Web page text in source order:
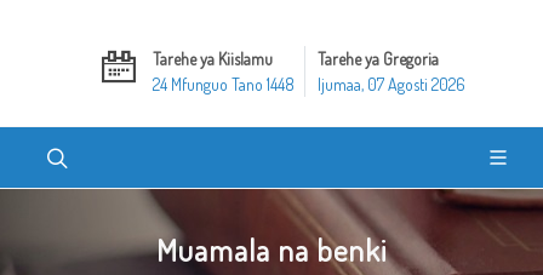
Tarehe ya Kiislamu
24 Mfunguo Tano 1448
Tarehe ya Gregoria
Ijumaa, 07 Agosti 2026
Muamala na benki